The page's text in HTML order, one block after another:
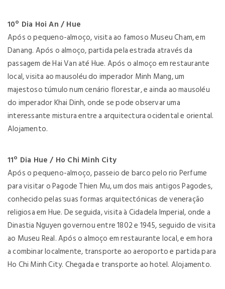
10º Dia Hoi An / Hue
Após o pequeno-almoço, visita ao famoso Museu Cham, em
Danang. Após o almoço, partida pela estrada através da
passagem de Hai Van até Hue. Após o almoço em restaurante
local, visita ao mausoléu do imperador Minh Mang, um
majestoso túmulo num cenário florestar, e ainda ao mausoléu
do imperador Khai Dinh, onde se pode observar uma
interessante mistura entre a arquitectura ocidental e oriental.
Alojamento.
11º Dia Hue / Ho Chi Minh City
Após o pequeno-almoço, passeio de barco pelo rio Perfume
para visitar o Pagode Thien Mu, um dos mais antigos Pagodes,
conhecido pelas suas formas arquitectónicas de veneração
religiosa em Hue. De seguida, visita à Cidadela Imperial, onde a
Dinastia Nguyen governou entre 1802 e 1945, seguido de visita
ao Museu Real. Após o almoço em restaurante local, e em hora
a combinar localmente, transporte ao aeroporto e partida para
Ho Chi Minh City. Chegada e transporte ao hotel. Alojamento.